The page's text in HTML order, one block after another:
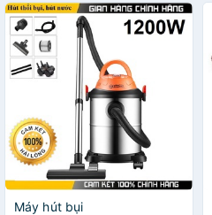
Máy hút bụi